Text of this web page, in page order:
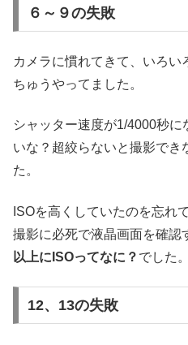
６～９の失敗
カメラに慣れてきて、いろい
ちゅうやってました。
シャッター速度が1/4000秒
いな？超絞らないと撮影でき
た。
ISOを高くしていたのを忘れ
撮影に必死で液晶画面を確認
以上にISOってなに？ でした。
12、13の失敗